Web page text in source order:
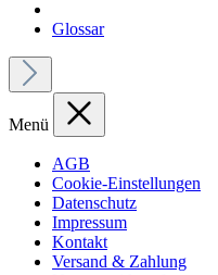
Glossar
Menü
AGB
Cookie-Einstellungen
Datenschutz
Impressum
Kontakt
Versand & Zahlung